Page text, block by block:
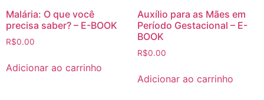
Malária: O que você
precisa saber? – E-BOOK
R$0.00
Adicionar ao carrinho
Auxílio para as Mães em
Período Gestacional – E-
BOOK
R$0.00
Adicionar ao carrinho